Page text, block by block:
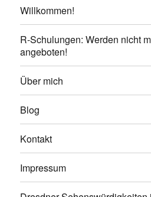
Willkommen!
R-Schulungen: Werden nicht
angeboten!
Über mich
Blog
Kontakt
Impressum